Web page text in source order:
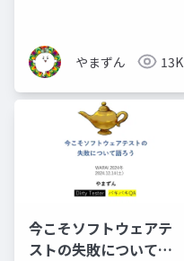
やまずん 13K
今こそソフトウェアテ
ストの失敗について語